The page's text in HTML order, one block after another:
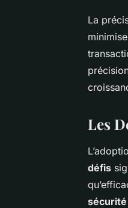
La
Les
défis
sécurité